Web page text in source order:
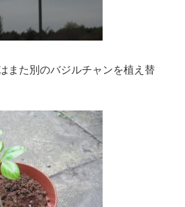
また別のバジルチャンを植え替